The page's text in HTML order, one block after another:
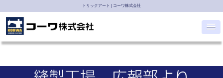
トリックアート | コーワ株式会社